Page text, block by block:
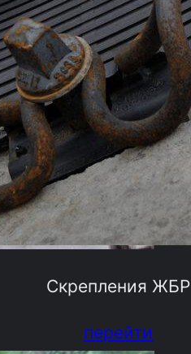
Скрепления ЖБР
перейти